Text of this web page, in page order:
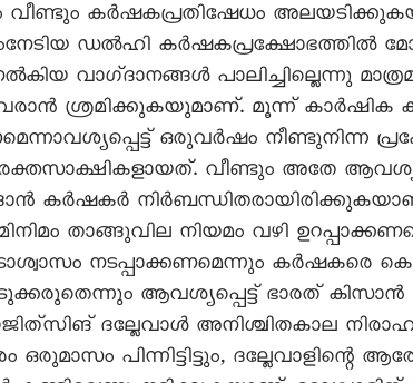
വീണ്ടും കർഷകപ്രതിഷേധം
ഡൽഹി കർഷകപ്രക്ഷോഭത്തിൽ
വാഗ്‌ദാനങ്ങൾ പാലിച്ചില്ലെന്നു
ശ്രമിക്കുകയുമാണ്‌. മൂന്ന്‌ കാർഷിക
ഒരുവർഷം നീണ്ടുനിന്ന
വീണ്ടും അതേ
കർഷകർ
താങ്ങുവില നിയമം വഴി
നടപ്പാക്കണമെന്നും കർഷകരെ
ആവശ്യപ്പെട്ട്‌ ഭാരത്‌
ദല്ലേവാൾ അനിശ്ചിതകാല
ഒരുമാസം പിന്നിട്ടിട്ടും, ദല്ലേവാളിന്റെ